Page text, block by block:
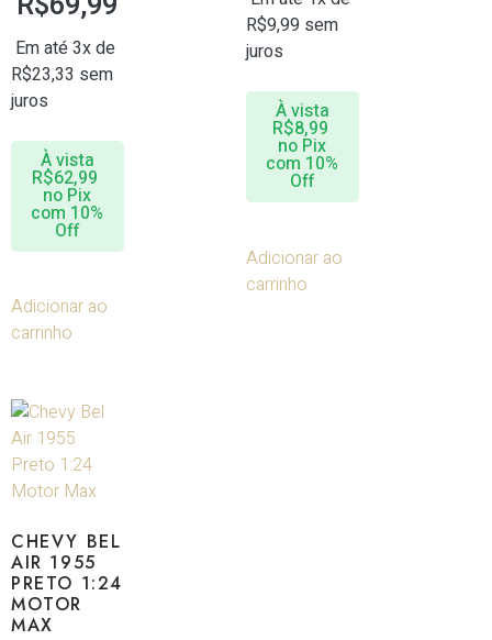
Em até 3x de
R$23,33 sem
juros
À vista
R$62,99
no Pix
com 10%
Off
Adicionar ao
carrinho
R$9,99 sem
juros
À vista
R$8,99
no Pix
com 10%
Off
Adicionar ao
carrinho
CHEVY BEL
AIR 1955
PRETO 1:24
MOTOR
MAX